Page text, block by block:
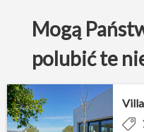
Mogą
polubić te